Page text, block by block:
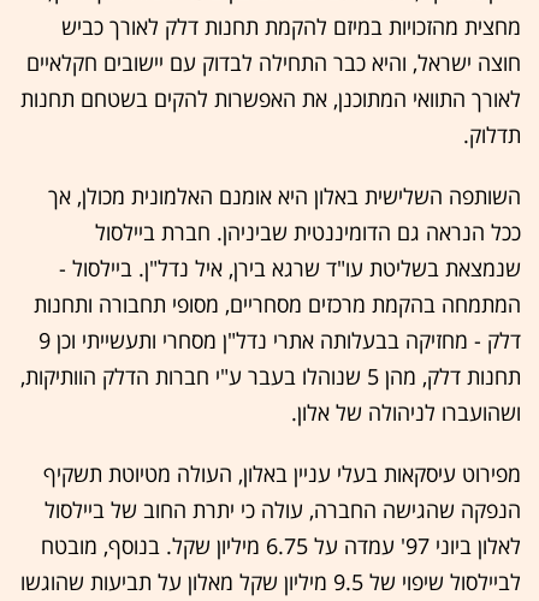
מחצית מהזכויות במיזם להקמת תחנות דלק לאורך כביש
חוצה ישראל, והיא כבר התחילה לבדוק עם יישובים חקלאיים
לאורך התוואי המתוכנן, את האפשרות להקים בשטחם תחנות
תדלוק.
השותפה השלישית באלון היא אומנם האלמונית מכולן, אך
ככל הנראה גם הדומיננטית שביניהן. חברת ביילסול
שנמצאת בשליטת עו"ד שרגא בירן, איל נדל"ן. ביילסול -
המתמחה בהקמת מרכזים מסחריים, מסופי תחבורה ותחנות
דלק - מחזיקה בבעלותה אתרי נדל"ן מסחרי ותעשייתי וכן 9
תחנות דלק, מהן 5 שנוהלו בעבר ע"י חברות הדלק הוותיקות,
ושהועברו לניהולה של אלון.
מפירוט עיסקאות בעלי עניין באלון, העולה מטיוטת תשקיף
הנפקה שהגישה החברה, עולה כי יתרת החוב של ביילסול
לאלון ביוני 97' עמדה על 6.75 מיליון שקל. בנוסף, מובטח
לביילסול שיפוי של 9.5 מיליון שקל מאלון על תביעות שהוגשו